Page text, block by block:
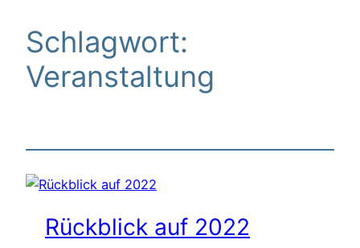
Schlagwort:
Veranstaltung
Rückblick auf 2022